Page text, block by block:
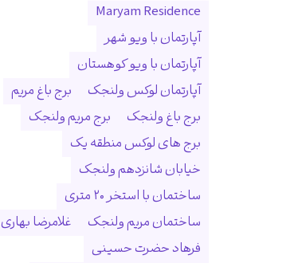
Maryam Residence
آپارتمان با ویو شهر
آپارتمان با ویو کوهستان
آپارتمان لوکس ولنجک
برج باغ مریم
برج باغ ولنجک
برج مریم ولنجک
برج های لوکس منطقه یک
خیابان شانزدهم ولنجک
ساختمان با استخر ۲۰ متری
ساختمان مریم ولنجک
غلامرضا بهاری
فرهاد حضرت حسینی